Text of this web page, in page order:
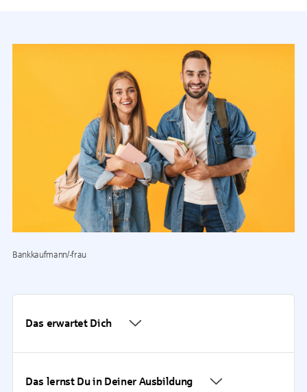
Bankkaufmann/-frau
Das erwartet Dich
Das lernst Du in Deiner Ausbildung